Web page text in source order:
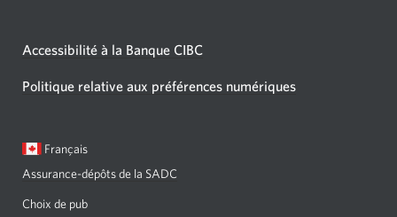
Accessibilité à la Banque CIBC
Politique relative aux préférences numériques
Langue
Français
de
Assurance-dépôts de la SADC
Choix de pub